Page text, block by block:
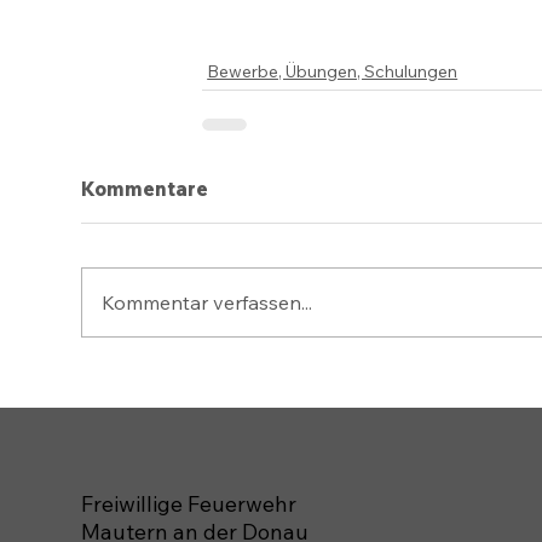
Bewerbe, Übungen, Schulungen
Kommentare
Kommentar verfassen...
Freiwillige Feuerwehr
Mautern an der Donau